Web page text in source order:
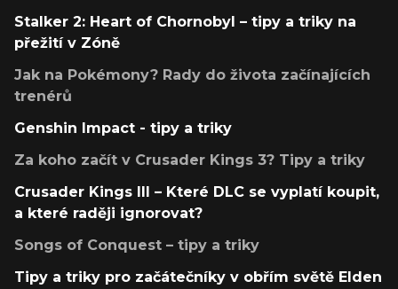
Stalker 2: Heart of Chornobyl – tipy a triky na
přežití v Zóně
Jak na Pokémony? Rady do života začínajících
trenérů
Genshin Impact - tipy a triky
Za koho začít v Crusader Kings 3? Tipy a triky
Crusader Kings III – Které DLC se vyplatí koupit,
a které raději ignorovat?
Songs of Conquest – tipy a triky
Tipy a triky pro začátečníky v obřím světě Elden